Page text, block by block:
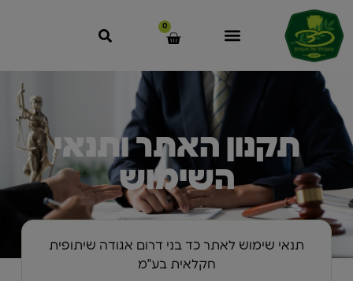
לתוכן
0
תקנון האתר ותנאי
השימוש
תנאי שימוש לאתר כד בני דרום אגודה שיתופית
חקלאית בע"מ